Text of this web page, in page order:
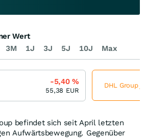
befindet sich seit April letzten
Aufwärtsbewegung. Gegenüber
3M 1J 3J 5J 10J Max
Wert
-5,40%
55,38 EUR
DHL Group